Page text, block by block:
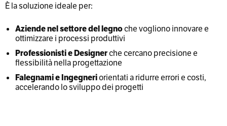
È la soluzione ideale per:
Aziende nel settore del legnoche vogliono innovare e
ottimizzare i processi produttivi
Professionisti e Designerche cercano precisione e
flessibilità nella progettazione
Falegnami e Ingegneriorientati a ridurre errori e costi,
accelerando lo sviluppo dei progetti